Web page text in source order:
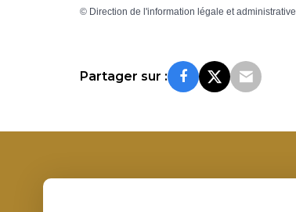
© Direction de l'information légale et administrative
Partager sur :